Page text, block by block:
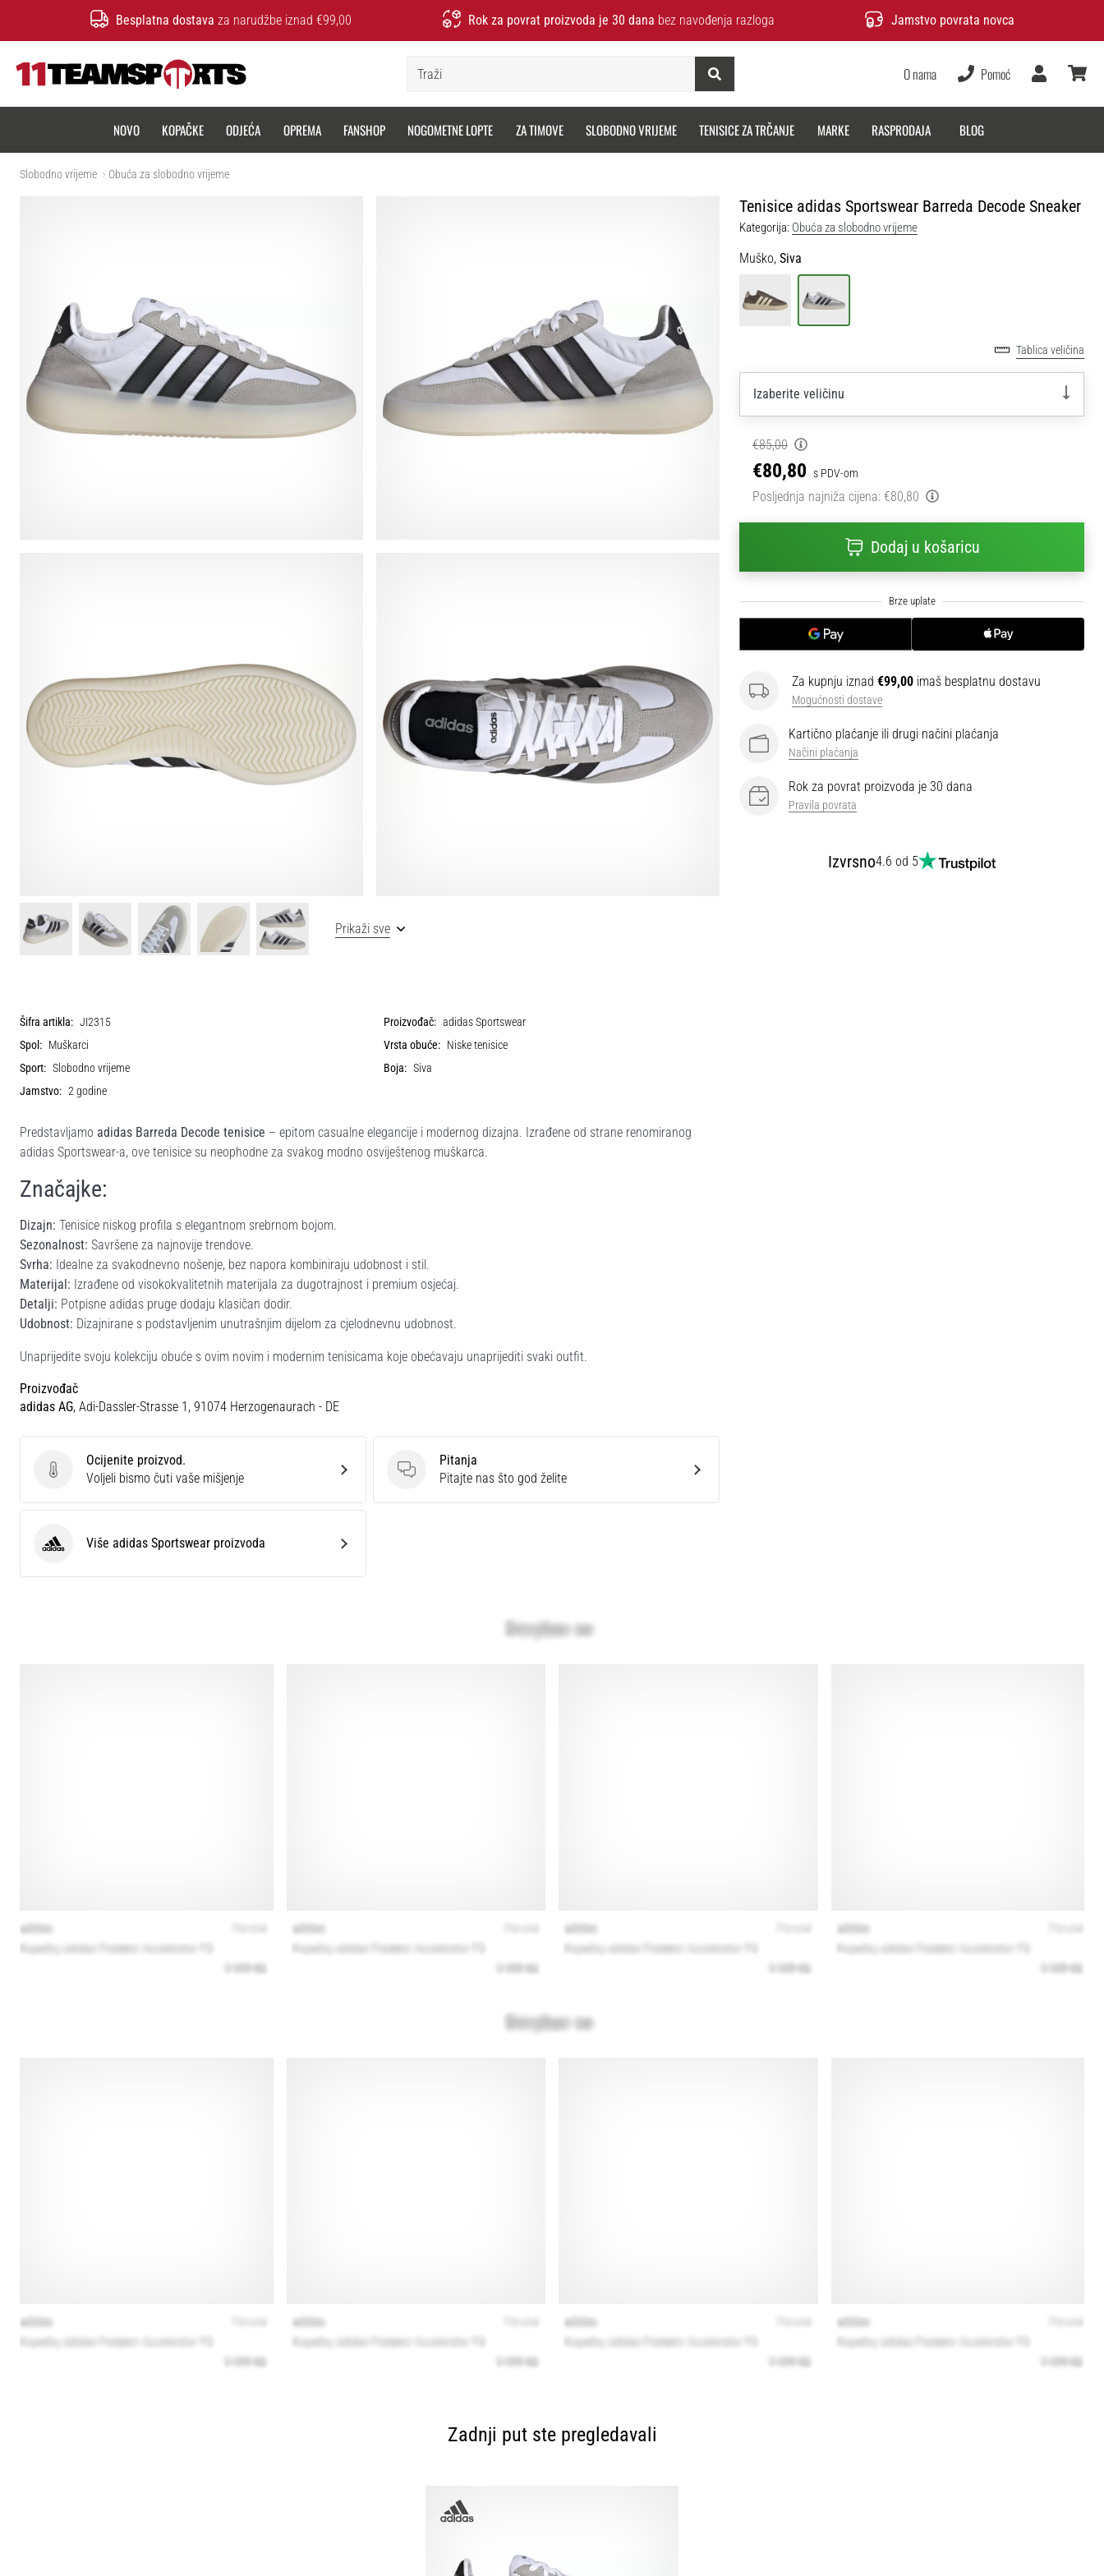
Besplatna dostava za narudžbe iznad €99,00 Rok za povrat proizvoda je 30 dana bez navođenja razloga Jamstvo povrata novca
O nama Pomoć
Korisnik
NOVO KOPAČKE ODJEĆA OPREMA FANSHOP NOGOMETNE LOPTE ZA TIMOVE SLOBODNO VRIJEME TENISICE ZA TRČANJE MARKE RASPRODAJA BLOG
Slobodno vrijeme Obuća za slobodno vrijeme
Tenisice adidas Sportswear Barreda Decode Sneaker
Kategorija: Obuća za slobodno vrijeme
Muško, Siva
Tablica veličina
Izaberite veličinu
€85,00
€80,80 s PDV-om
Posljednja najniža cijena: €80,80
Dodaj u košaricu
Za kupnju iznad €99,00 imaš besplatnu dostavu
Mogućnosti dostave
Kartično plaćanje ili drugi načini plaćanja
Načini plaćanja
Rok za povrat proizvoda je 30 dana
Pravila povrata
Izvrsno4.6 od 5
Prikaži sve
Šifra artikla: JI2315 Proizvođač: adidas Sportswear
Spol: Muškarci Vrsta obuće: Niske tenisice
Sport: Slobodno vrijeme Boja: Siva
Jamstvo: 2 godine
Predstavljamo adidas Barreda Decode tenisice – epitom casualne elegancije i modernog dizajna. Izrađene od strane renomiranog
adidas Sportswear-a, ove tenisice su neophodne za svakog modno osviještenog muškarca.
Značajke:
Dizajn: Tenisice niskog profila s elegantnom srebrnom bojom.
Sezonalnost: Savršene za najnovije trendove.
Svrha: Idealne za svakodnevno nošenje, bez napora kombiniraju udobnost i stil.
Materijal: Izrađene od visokokvalitetnih materijala za dugotrajnost i premium osjećaj.
Detalji: Potpisne adidas pruge dodaju klasičan dodir.
Udobnost: Dizajnirane s podstavljenim unutrašnjim dijelom za cjelodnevnu udobnost.
Unaprijedite svoju kolekciju obuće s ovim novim i modernim tenisicama koje obećavaju unaprijediti svaki outfit.
Proizvođač
adidas AG, Adi-Dassler-Strasse 1, 91074 Herzogenaurach - DE
Ocijenite proizvod.
Ocijenite proizvod.
Voljeli bismo čuti vaše mišjenje
Pitanja
Pitanja
Pitajte nas što god želite
adidas Sportswear
Više adidas Sportswear proizvoda
Zadnji put ste pregledavali